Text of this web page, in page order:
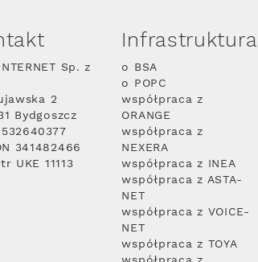
Sp. z
2
Bydgoszcz
341482466
UKE 11113
Infrastruktura
o BSA
o POPC
współpraca z
ORANGE
współpraca z
NEXERA
współpraca z INEA
współpraca z ASTA-
NET
współpraca z VOICE-
NET
współpraca z TOYA